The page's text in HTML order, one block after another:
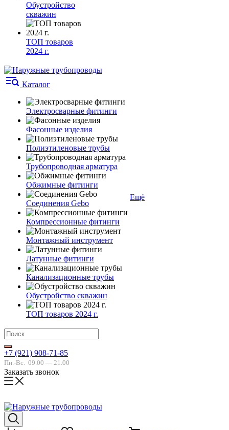
Обустройство
скважин
ТОП товаров
2024 г.
Каталог
Электросварные фитинги
Фасонные изделия
Полиэтиленовые трубы
Трубопроводная арматура
Обжимные фитинги
Соединения Gebo
Компрессионные фитинги
Монтажный инструмент
Латунные фитинги
Канализационные трубы
Обустройство скважин
ТОП товаров 2024 г.
Ещё
+7 (921) 908-71-85
Пн.-Вс. 09.00 — 21.00
Заказать звонок